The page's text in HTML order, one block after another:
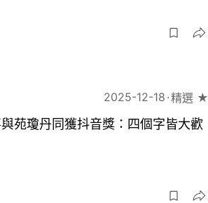
2025-12-18 精選 ★
苑瓊丹同獲抖音獎：四個字皆大歡